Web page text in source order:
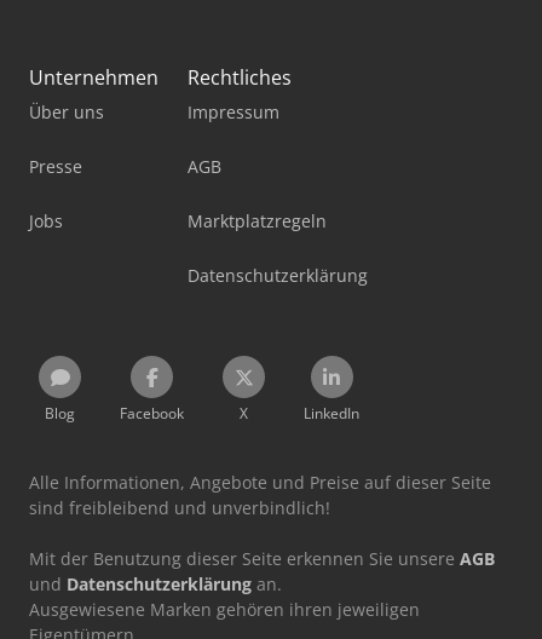
Unternehmen
Über uns
Presse
Jobs
Rechtliches
Impressum
AGB
Marktplatzregeln
Datenschutzerklärung
Blog Facebook X LinkedIn
Alle Informationen, Angebote und Preise auf dieser Seite
sind freibleibend und unverbindlich!
Mit der Benutzung dieser Seite erkennen Sie unsere AGB
und Datenschutzerklärung an.
Ausgewiesene Marken gehören ihren jeweiligen